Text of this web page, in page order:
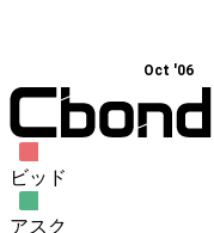
Oct '06
ビッド
アスク